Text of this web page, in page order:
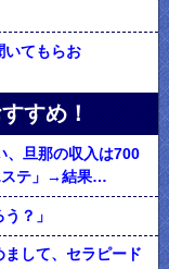
いてもらお
すめ！
、旦那の収入は700
ステ」→結果…
？」
して、セラピード